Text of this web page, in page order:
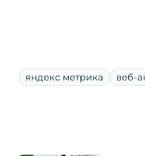
яндекс метрика веб-